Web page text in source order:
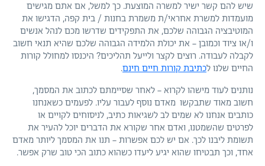
שיש להם קשר ישיר למשרה המוצעת. כך למשל, אם אתם מגישים
מועמדות למשרת אחראי/ת משמרת בחנות / בית קפה, הדגישו את
המוטיבציה הגבוהה שלכם, את התפקידים שדרשו מכם לנהל אנשים
ו/או ציוד וכמובן – את יכולת הלמידה הגבוהה שלכם שהיא תנאי חשוב
לקבלה לעבודה. רוצים לקצר ולייעל תהליכים? היכנסו למחולל קורות
החיים שלנו לכתיבת קורות חיים חינם.
נותנים לעוד מישהו לקרוא – לאחר שסיימתם לכתוב את המסמך,
חשוב מאוד שתבקשו מאדם נוסף לעבור עליו. לפעמים כשאנחנו
כותבים אנחנו לא שמים לב לשגיאות כתיב, לניסוחים לקויים או
לפרטים שהשמטנו, ואדם אחר שקורא את הדברים יוכל להעיר את
תשומת ליבנו לכך. אם יש לכם אפשרות – תנו את המסמך ליותר מאדם
אחד, וכך תבטיחו שהוא יגיע ליעדו כשהוא כתוב הכי טוב שרק אפשר.